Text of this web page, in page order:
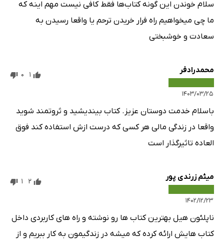
سلام خوندن این گونه کتاب‌ها فقط کافی نیست مهم اینه که
ما چی میخواهیم راه فرار خریدن ترحم یا واقعا رسیدن به
سعادت و خوشبختی
محمدرادفر
۱۴۰۳/۰۳/۲۵
1
0
باسلام خدمت دوستان عزیز. کتاب بیندیشید و ثروتمند شوید
واقعا در زندگی مالی هر کسی که درست ازش استفاده کند فوق
العاده تاثیرگذار است
میثم زرندی پور
۱۴۰۲/۱۲/۲۳
2
1
ناپلئون هیل بهترین کتاب ها رو نوشته و راه های کاربردی داخل
کتاب هایش ارائه کرده که میشه در زندگیمون به کار ببریم و از